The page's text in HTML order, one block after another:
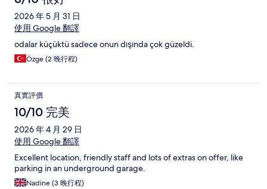
2026 年 5 月 31 日
使用 Google 翻譯
odalar küçüktü sadece onun dışında çok güzeldi.
Özge (2 晚行程)
真實評價
10/10 完美
2026 年 4 月 29 日
使用 Google 翻譯
Excellent location, friendly staff and lots of extras on offer, like
parking in an underground garage.
Nadine (3 晚行程)